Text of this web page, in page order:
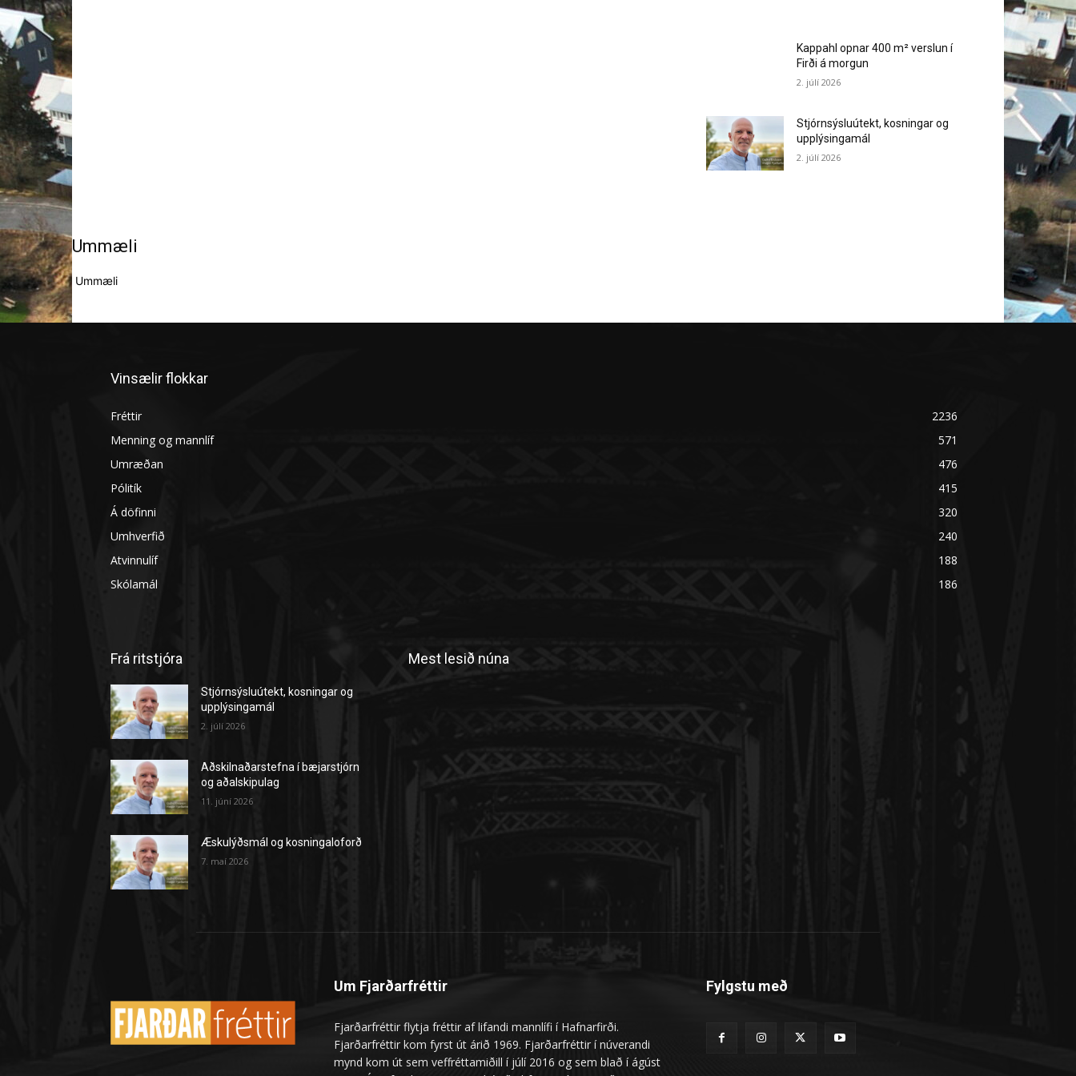
Kappahl opnar 400 m² verslun í
Firði á morgun
2. júlí 2026
Stjórnsýsluútekt, kosningar og
upplýsingamál
2. júlí 2026
Ummæli
Ummæli
Vinsælir flokkar
Fréttir
2236
Menning og mannlíf
571
Umræðan
476
Pólitík
415
Á döfinni
320
Umhverfið
240
Atvinnulíf
188
Skólamál
186
Frá ritstjóra
Stjórnsýsluútekt, kosningar og
upplýsingamál
2. júlí 2026
Aðskilnaðarstefna í bæjarstjórn
og aðalskipulag
11. júní 2026
Æskulýðsmál og kosningaloforð
7. maí 2026
Mest lesið núna
Um Fjarðarfréttir
Fjarðarfréttir flytja fréttir af lifandi mannlífi í Hafnarfirði.
Fjarðarfréttir kom fyrst út árið 1969. Fjarðarfréttir í núverandi
mynd kom út sem veffréttamiðill í júlí 2016 og sem blað í ágúst
Fylgstu með